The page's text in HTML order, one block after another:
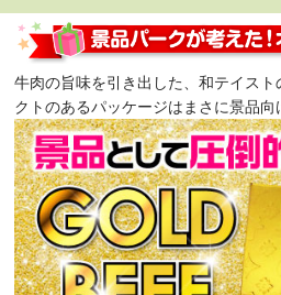
牛肉の旨味を引き出した、和テイス
クトのあるパッケージはまさに景品向